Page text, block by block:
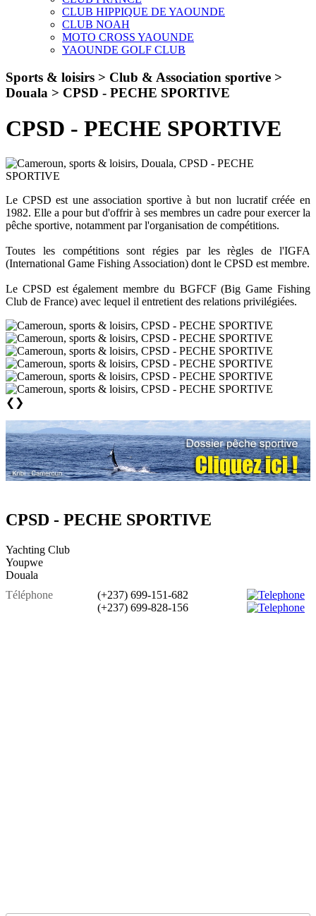
CLUB HIPPIQUE DE YAOUNDE
CLUB NOAH
MOTO CROSS YAOUNDE
YAOUNDE GOLF CLUB
Sports & loisirs > Club & Association sportive >
Douala > CPSD - PECHE SPORTIVE
CPSD - PECHE SPORTIVE
Le CPSD est une association sportive à but non lucratif créée en
1982. Elle a pour but d'offrir à ses membres un cadre pour exercer la
pêche sportive, notamment par l'organisation de compétitions.
Toutes les compétitions sont régies par les règles de l'IGFA
(International Game Fishing Association) dont le CPSD est membre.
Le CPSD est également membre du BGFCF (Big Game Fishing
Club de France) avec lequel il entretient des relations privilégiées.
❮ ❯
CPSD - PECHE SPORTIVE
Yachting Club
Youpwe
Douala
Téléphone
(+237) 699-151-682
(+237) 699-828-156